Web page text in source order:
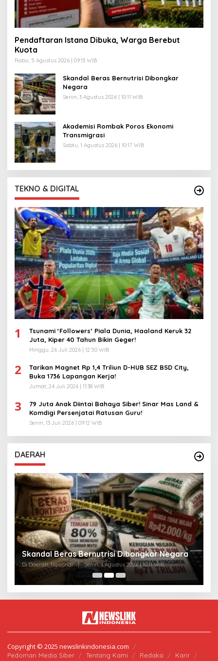
Pendaftaran Istana Dibuka, Warga Berebut
Kuota
Rabu, 5 Agustus 2026 | 09:13 WIB
Skandal Beras Bernutrisi Dibongkar
Negara
Senin, 3 Agustus 2026 | 10:11 WIB
Akademisi Rombak Poros Ekonomi
Transmigrasi
Sabtu, 1 Agustus 2026 | 10:17 WIB
TEKNO & DIGITAL
1
Tsunami ‘Followers’ Piala Dunia, Haaland Keruk 32
Juta, Kiper 40 Tahun Bikin Geger!
Minggu, 26 Juli 2026 | 12:50 WIB
2
Tarikan Magnet Rp 1,4 Triliun D-HUB SEZ BSD City,
Buka 1736 Lapangan Kerja!
Jumat, 24 Juli 2026 | 11:38 WIB
3
79 Juta Anak Diintai Bahaya Siber! Sinar Mas Land &
Komdigi Persenjatai Ratusan Guru!
Senin, 13 Juli 2026 | 09:12 WIB
DAERAH
Skandal Beras Bernutrisi Dibongkar Negara
Di Daerah, Nasional | Senin, 3 Agustus 2026 | 10:11 WIB
Copyright © 2025 newslinkindonesia.com
Pedoman Media Siber Tentang Kami Redaksi
Karir